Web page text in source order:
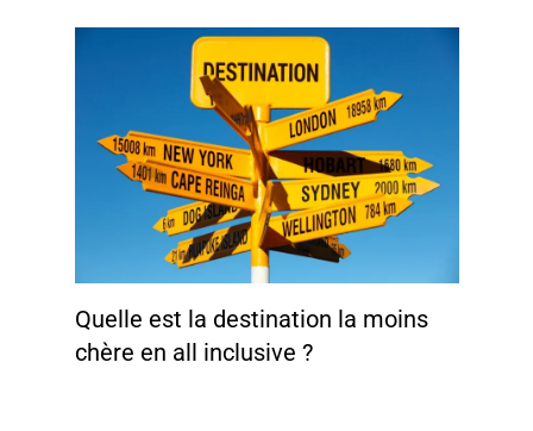
Quelle est la destination la moins
chère en all inclusive ?